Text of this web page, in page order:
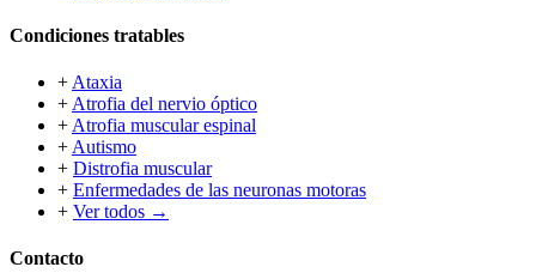
Condiciones tratables
+ Ataxia
+ Atrofia del nervio óptico
+ Atrofia muscular espinal
+ Autismo
+ Distrofia muscular
+ Enfermedades de las neuronas motoras
+ Ver todos →
Contacto